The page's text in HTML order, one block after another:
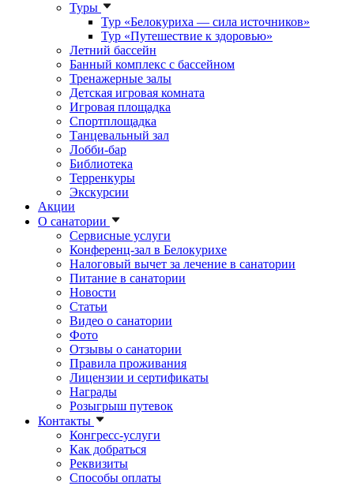
Туры
Тур «Белокуриха — сила источников»
Тур «Путешествие к здоровью»
Летний бассейн
Банный комплекс с бассейном
Тренажерные залы
Детская игровая комната
Игровая площадка
Спортплощадка
Танцевальный зал
Лобби-бар
Библиотека
Терренкуры
Экскурсии
Акции
О санатории
Сервисные услуги
Конференц-зал в Белокурихе
Налоговый вычет за лечение в санатории
Питание в санатории
Новости
Статьи
Видео о санатории
Фото
Отзывы о санатории
Правила проживания
Лицензии и сертификаты
Награды
Розыгрыш путевок
Контакты
Конгресс-услуги
Как добраться
Реквизиты
Способы оплаты